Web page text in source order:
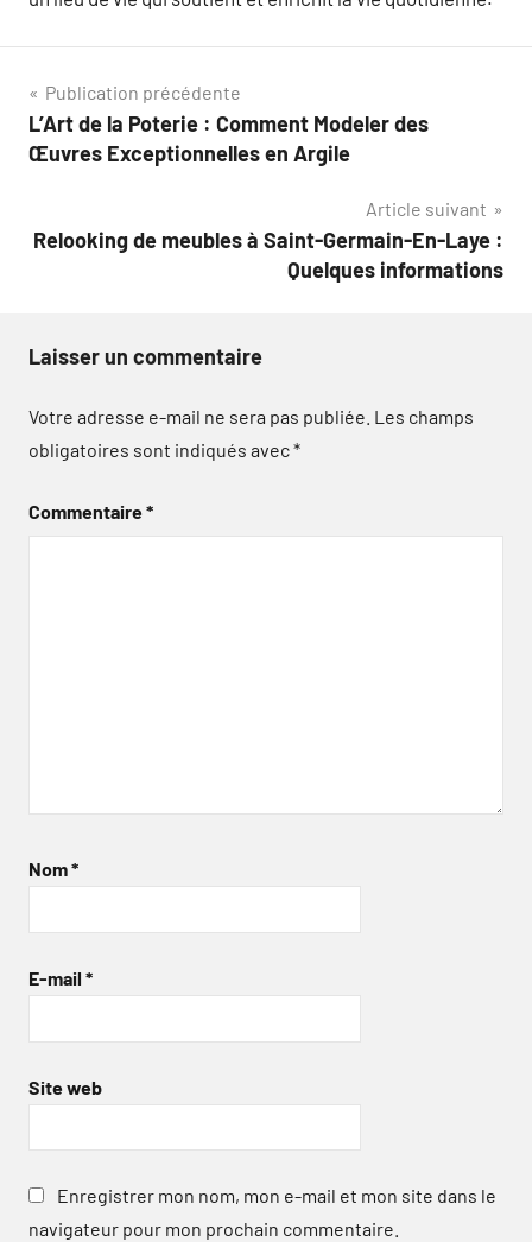
Navigation
de
Publication précédente
L’Art de la Poterie : Comment Modeler des
Œuvres Exceptionnelles en Argile
Article suivant
Relooking de meubles à Saint-Germain-En-Laye :
Quelques informations
Laisser un commentaire
Votre adresse e-mail ne sera pas publiée. Les champs
obligatoires sont indiqués avec*
Commentaire*
Nom*
E-mail *
Site web
Enregistrer mon nom, mon e-mail et mon site dans le
navigateur pour mon prochain commentaire.